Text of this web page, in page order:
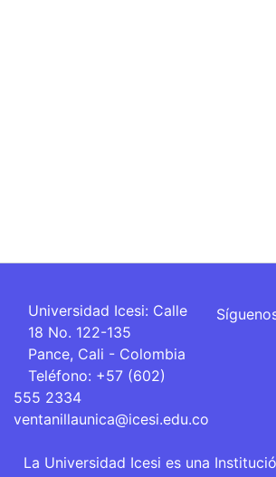
Universidad Icesi: Calle
18 No. 122-135
Pance, Cali - Colombia
Teléfono: +57 (602)
555 2334
ventanillaunica@icesi.edu.co
La Universidad Icesi es una